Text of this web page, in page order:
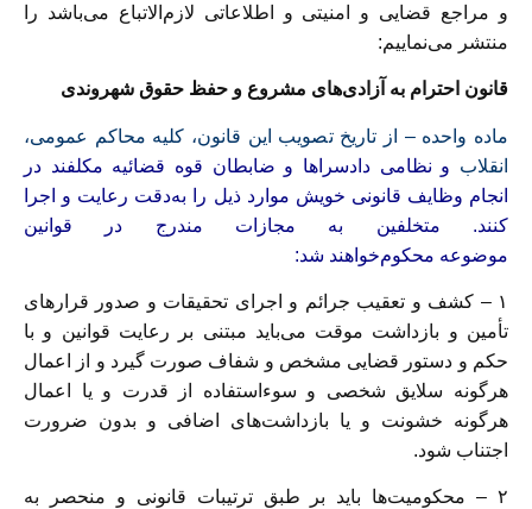
و مراجع قضایی و امنیتی و اطلاعاتی لازم‌الاتباع می‌باشد را
منتشر می‌نماییم:
‌قانون احترام به آزادی‌های مشروع و حفظ حقوق شهروندی
ماده واحده – از تاریخ تصویب این قانون، کلیه محاکم عمومی،
انقلاب و نظامی‌ دادسرا‌ها و ضابطان قوه قضائیه مکلفند در
انجام وظایف قانونی خویش موارد ذیل را به‌دقت رعایت و اجرا
کنند. متخلفین به مجازات مندرج در قوانین
موضوعه محکوم‌خواهند شد:
۱ – کشف و تعقیب جرائم و اجرای تحقیقات و صدور قرارهای
تأمین و بازداشت‌ موقت می‌باید مبتنی بر رعایت قوانین و با
حکم و دستور قضایی مشخص و شفاف صورت‌ گیرد و از اعمال
هرگونه سلایق شخصی و سوء‌استفاده از قدرت و یا اعمال
هرگونه‌ خشونت و یا بازداشت‌های اضافی و بدون ضرورت
اجتناب شود.
۲ – محکومیت‌ها باید بر طبق ترتیبات قانونی و منحصر به